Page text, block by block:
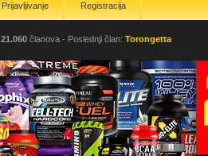
Prijavljivanje Registracija
21.060 članova - Poslednji član: Torongetta